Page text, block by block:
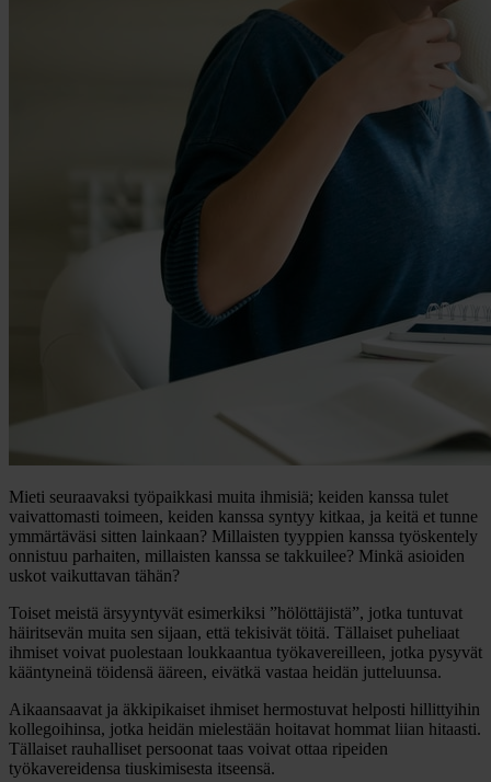
Mieti seuraavaksi työpaikkasi muita ihmisiä; keiden kanssa tulet
vaivattomasti toimeen, keiden kanssa syntyy kitkaa, ja keitä et tunne
ymmärtäväsi sitten lainkaan? Millaisten tyyppien kanssa työskentely
onnistuu parhaiten, millaisten kanssa se takkuilee? Minkä asioiden
uskot vaikuttavan tähän?
Toiset meistä ärsyyntyvät esimerkiksi ”hölöttäjistä”, jotka tuntuvat
häiritsevän muita sen sijaan, että tekisivät töitä. Tällaiset puheliaat
ihmiset voivat puolestaan loukkaantua työkavereilleen, jotka pysyvät
kääntyneinä töidensä ääreen, eivätkä vastaa heidän jutteluunsa.
Aikaansaavat ja äkkipikaiset ihmiset hermostuvat helposti hillittyihin
kollegoihinsa, jotka heidän mielestään hoitavat hommat liian hitaasti.
Tällaiset rauhalliset persoonat taas voivat ottaa ripeiden
työkavereidensa tiuskimisesta itseensä.